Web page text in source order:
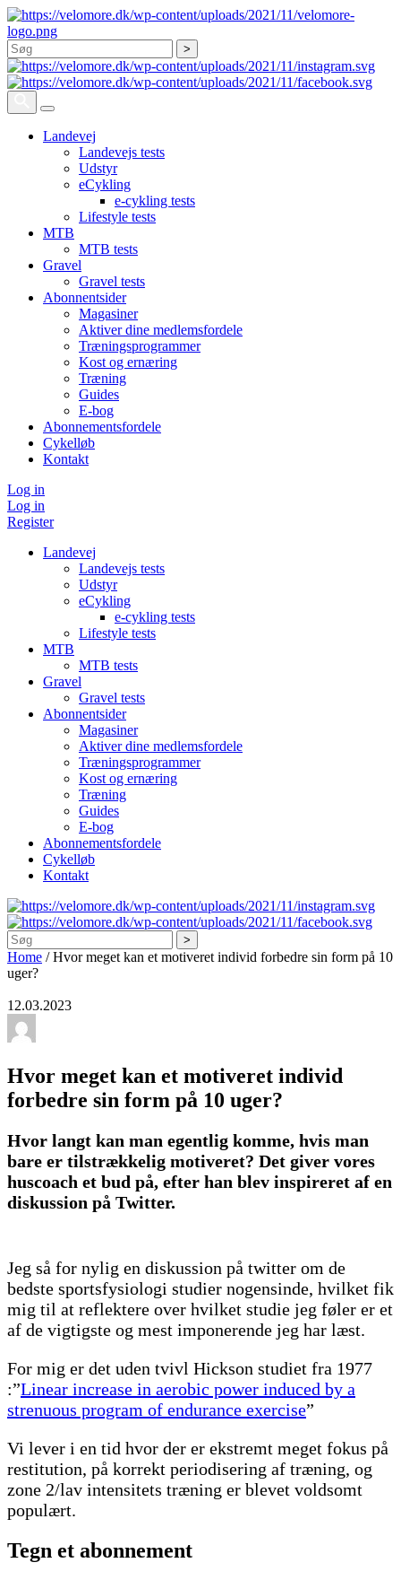
Søg
Landevej
Landevejs tests
Udstyr
eCykling
e-cykling tests
Lifestyle tests
MTB
MTB tests
Gravel
Gravel tests
Abonnentsider
Magasiner
Aktiver dine medlemsfordele
Træningsprogrammer
Kost og ernæring
Træning
Guides
E-bog
Abonnementsfordele
Cykelløb
Kontakt
Log in
Log in
Register
Landevej
Landevejs tests
Udstyr
eCykling
e-cykling tests
Lifestyle tests
MTB
MTB tests
Gravel
Gravel tests
Abonnentsider
Magasiner
Aktiver dine medlemsfordele
Træningsprogrammer
Kost og ernæring
Træning
Guides
E-bog
Abonnementsfordele
Cykelløb
Kontakt
Søg
Home /Hvor meget kan et motiveret individ forbedre sin form på 10
uger?
12.03.2023
Hvor meget kan et motiveret individ
forbedre sin form på 10 uger?
Hvor langt kan man egentlig komme, hvis man
bare er tilstrækkelig motiveret? Det giver vores
huscoach et bud på, efter han blev inspireret af en
diskussion på Twitter.
Jeg så for nylig en diskussion på twitter om de
bedste sportsfysiologi studier nogensinde, hvilket fik
mig til at reflektere over hvilket studie jeg føler er et
af de vigtigste og mest imponerende jeg har læst.
For mig er det uden tvivl Hickson studiet fra 1977
:”Linear increase in aerobic power induced by a
strenuous program of endurance exercise”
Vi lever i en tid hvor der er ekstremt meget fokus på
restitution, på korrekt periodisering af træning, og
zone 2/lav intensitets træning er blevet voldsomt
populært.
Tegn et abonnement